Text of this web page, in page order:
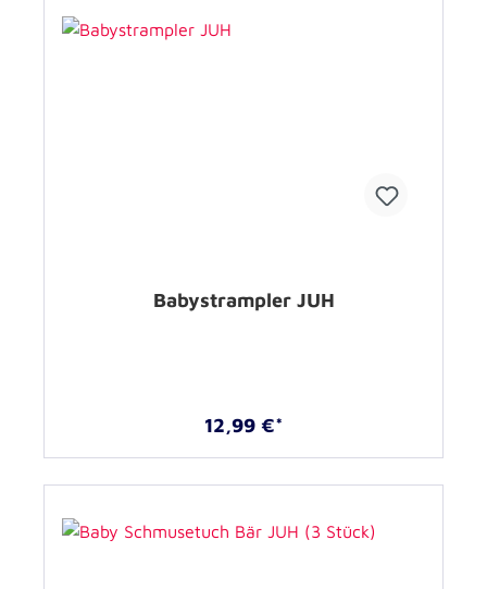
Babystrampler JUH
12,99 €*